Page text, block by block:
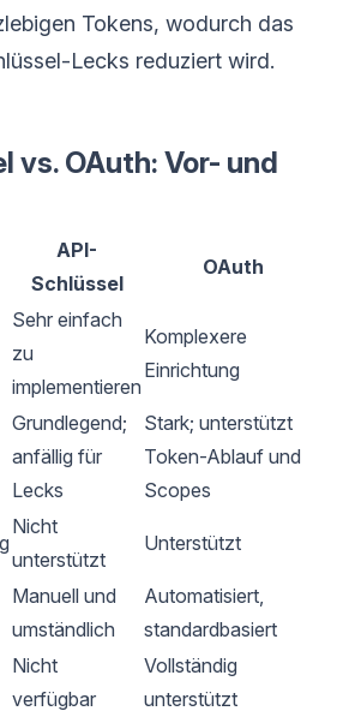
Tokens, wodurch das
Lecks reduziert wird.
vs. OAuth: Vor- und
API-
Schlüssel
OAuth
Sehr einfach
zu
implementieren
Komplexere
Einrichtung
Grundlegend;
anfällig für
Lecks
Stark; unterstützt
Token-Ablauf und
Scopes
Nicht
unterstützt
Unterstützt
Manuell und
umständlich
Automatisiert,
standardbasiert
Nicht
verfügbar
Vollständig
unterstützt